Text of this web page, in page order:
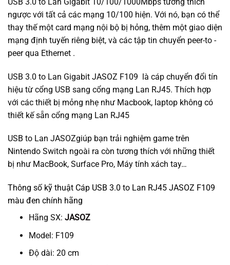
ngược với tất cả các mạng 10/100 hiện. Với nó, bạn có thể
thay thế một card mạng nội bộ bị hỏng, thêm một giao diện
mạng định tuyến riêng biệt, và các tập tin chuyển peer-to -
peer qua Ethernet .
USB 3.0 to Lan Gigabit JASOZ F109 là cáp chuyển đổi tín
hiệu từ cổng USB sang cổng mạng Lan RJ45. Thích hợp
với các thiết bị mỏng nhẹ như Macbook, laptop không có
thiết kế sẵn cổng mạng Lan RJ45
USB to Lan JASOZgiúp bạn trải nghiệm game trên
Nintendo Switch ngoài ra còn tương thích với những thiết
bị như MacBook, Surface Pro, Máy tính xách tay…
Thông số kỹ thuật Cáp USB 3.0 to Lan RJ45 JASOZ F109
màu đen chính hãng
Hãng SX: JASOZ
Model: F109
Độ dài: 20 cm